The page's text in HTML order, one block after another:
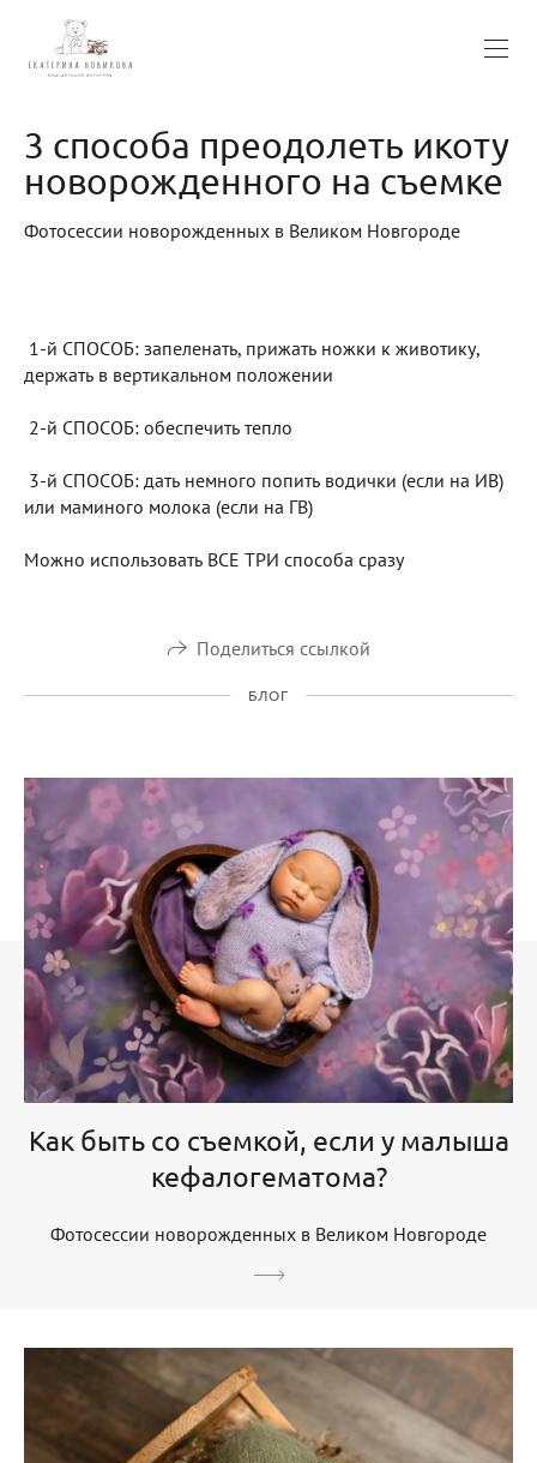
3 способа преодолеть икоту
новорожденного на съемке
Фотосессии новорожденных в Великом Новгороде
1-й СПОСОБ: запеленать, прижать ножки к животику,
держать в вертикальном положении
2-й СПОСОБ: обеспечить тепло
3-й СПОСОБ: дать немного попить водички (если на ИВ)
или маминого молока (если на ГВ)
Можно использовать ВСЕ ТРИ способа сразу
Поделиться ссылкой
БЛОГ
Как быть со съемкой, если у малыша
кефалогематома?
Фотосессии новорожденных в Великом Новгороде